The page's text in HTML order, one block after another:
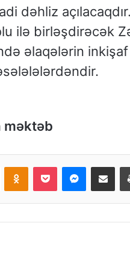
dəhliz
ilə birləşdirəcək
əlaqələrin
məktəb